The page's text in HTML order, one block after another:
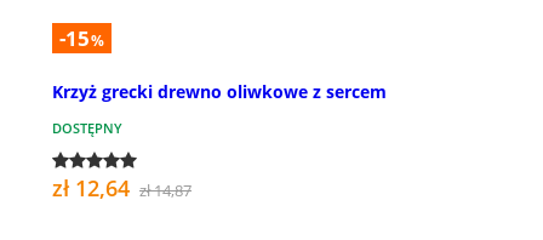
-15%
Krzyż grecki drewno oliwkowe z sercem
DOSTĘPNY
zł 12,64 zł 14,87